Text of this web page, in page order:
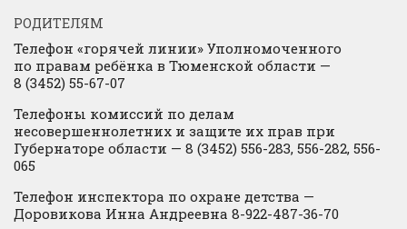
РОДИТЕЛЯМ
Телефон «горячей линии» Уполномоченного
по правам ребёнка в Тюменской области —
8 (3452) 55-67-07
Телефоны комиссий по делам
несовершеннолетних и защите их прав при
Губернаторе области — 8 (3452) 556-283, 556-282, 556-
065
Телефон инспектора по охране детства —
Доровикова Инна Андреевна 8-922-487-36-70